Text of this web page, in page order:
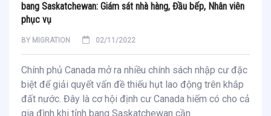
bang Saskatchewan: Giám sát nhà hàng, Đầu bếp, Nhân viên
phục vụ
BY MIGRATION 02/11/2022
Chính phủ Canada mở ra nhiều chính sách nhập cư đặc
biệt để giải quyết vấn đề thiếu hụt lao động trên khắp
đất nước. Đây là cơ hội định cư Canada hiếm có cho cả
gia đình khi tỉnh bang Saskatchewan cần